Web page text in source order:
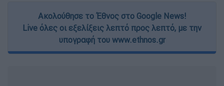
Ακολούθησε το Έθνος στο Google News!
Live όλες οι εξελίξεις λεπτό προς λεπτό, με την
υπογραφή του www.ethnos.gr